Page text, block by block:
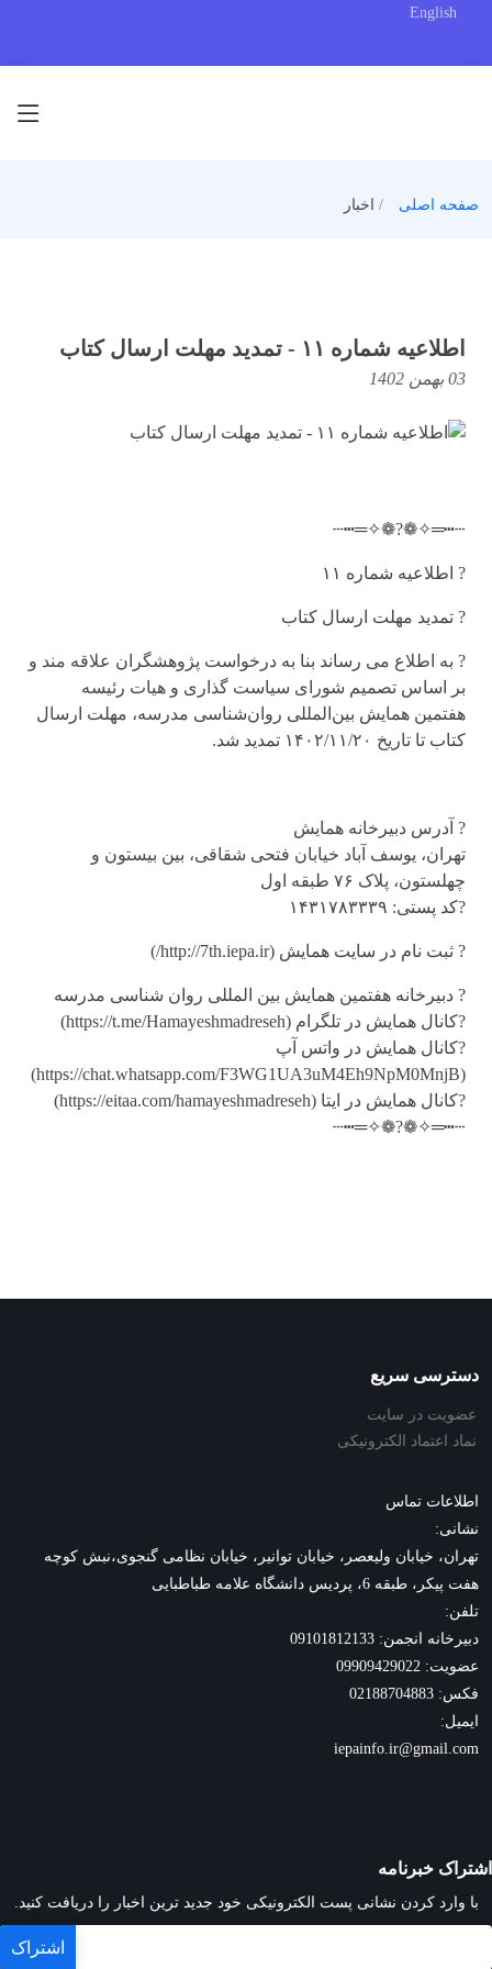
English
صفحه اصلی اخبار
اطلاعیه شماره ۱۱ - تمدید مهلت ارسال کتاب
03 بهمن 1402
┄┅═✧❁?❁✧═┅┄
? اطلاعیه شماره ۱۱
? تمدید مهلت ارسال کتاب
? به اطلاع می رساند بنا به درخواست پژوهشگران علاقه مند و
بر اساس تصمیم شورای سیاست گذاری و هیات رئیسه
هفتمین همایش بین‌المللی روان‌شناسی مدرسه، مهلت ارسال
کتاب تا تاریخ ۱۴۰۲/۱۱/۲۰ تمدید شد.
? آدرس دبیرخانه همایش
تهران، یوسف آباد خیابان فتحی شقاقی، بین بیستون و
چهلستون، پلاک ۷۶ طبقه اول
?کد پستی: ۱۴۳۱۷۸۳۳۳۹
? ثبت نام در سایت همایش (http://7th.iepa.ir/)
? دبیرخانه هفتمین همایش بین المللی روان شناسی مدرسه
?کانال همایش در تلگرام (https://t.me/Hamayeshmadreseh)
?کانال همایش در واتس آپ
(https://chat.whatsapp.com/F3WG1UA3uM4Eh9NpM0MnjB)
?کانال همایش در ایتا (https://eitaa.com/hamayeshmadreseh)
┄┅═✧❁?❁✧═┅┄
دسترسی سریع
عضویت در سایت
نماد اعتماد الکترونیکی
اطلاعات تماس
نشانی:
تهران، خیابان ولیعصر، خیابان توانیر، خیابان نظامی گنجوی،نبش کوچه
هفت پیکر، طبقه 6، پردیس دانشگاه علامه طباطبایی
تلفن:
دبیرخانه انجمن: 09101812133
عضویت: 09909429022
فکس: 02188704883
ایمیل:
iepainfo.ir@gmail.com
اشتراک خبرنامه
با وارد کردن نشانی پست الکترونیکی خود جدید ترین اخبار را دریافت کنید.